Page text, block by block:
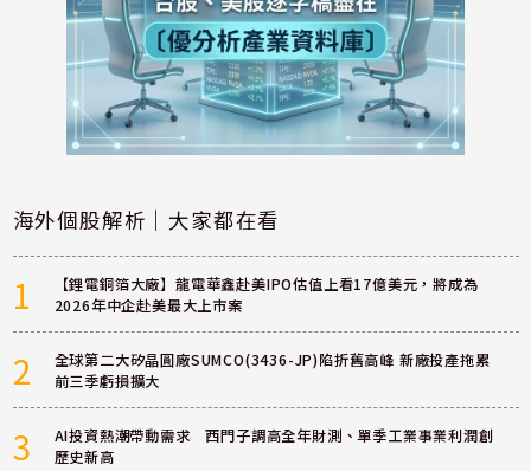
海外個股解析｜大家都在看
1
【鋰電銅箔大廠】龍電華鑫赴美IPO估值上看17億美元，將成為
2026年中企赴美最大上市案
2
全球第二大矽晶圓廠SUMCO(3436-JP)陷折舊高峰 新廠投產拖累
前三季虧損擴大
3
AI投資熱潮帶動需求 西門子調高全年財測、單季工業事業利潤創
歷史新高